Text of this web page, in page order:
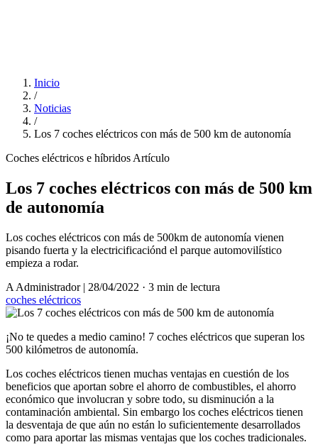
Inicio
/
Noticias
/
Los 7 coches eléctricos con más de 500 km de autonomía
Coches eléctricos e híbridos Artículo
Los 7 coches eléctricos con más de 500 km
de autonomía
Los coches eléctricos con más de 500km de autonomía vienen
pisando fuerta y la electricificaciónd el parque automovilístico
empieza a rodar.
A Administrador | 28/04/2022 · 3 min de lectura
coches eléctricos
¡No te quedes a medio camino! 7 coches eléctricos que superan los
500 kilómetros de autonomía.
Los coches eléctricos tienen muchas ventajas en cuestión de los
beneficios que aportan sobre el ahorro de combustibles, el ahorro
económico que involucran y sobre todo, su disminución a la
contaminación ambiental. Sin embargo los coches eléctricos tienen
la desventaja de que aún no están lo suficientemente desarrollados
como para aportar las mismas ventajas que los coches tradicionales.